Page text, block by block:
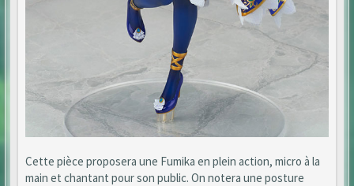
Cette pièce proposera une Fumika en plein action, micro à la
main et chantant pour son public. On notera une posture